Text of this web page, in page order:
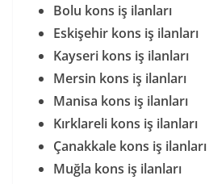
Bolu kons iş ilanları
Eskişehir kons iş ilanları
Kayseri kons iş ilanları
Mersin kons iş ilanları
Manisa kons iş ilanları
Kırklareli kons iş ilanları
Çanakkale kons iş ilanları
Muğla kons iş ilanları